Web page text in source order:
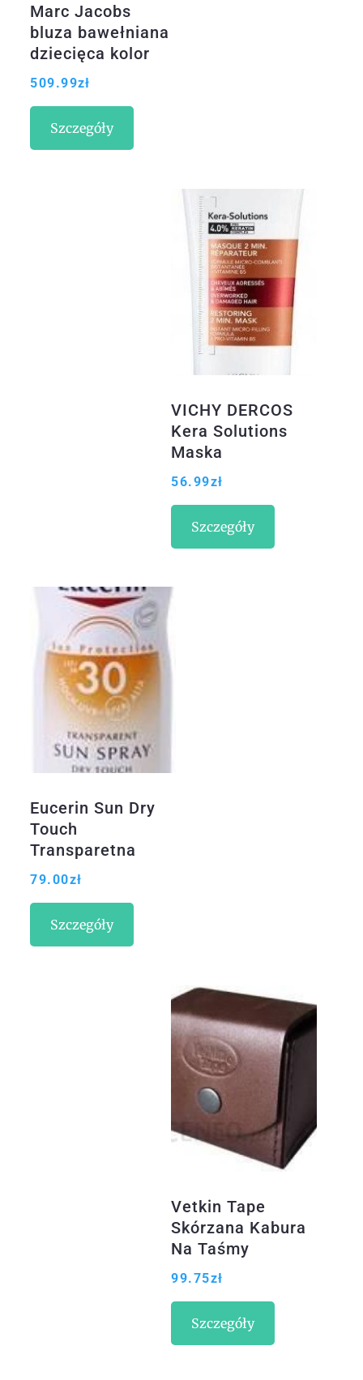
Marc Jacobs
bluza bawełniana
dziecięca kolor
czerwony z
509.99zł
Szczegóły
VICHY DERCOS
Kera Solutions
Maska
regenerujący
56.99zł
Szczegóły
Eucerin Sun Dry
Touch
Transparetna
mgiełka do
79.00zł
Szczegóły
Vetkin Tape
Skórzana Kabura
Na Taśmy
99.75zł
Szczegóły